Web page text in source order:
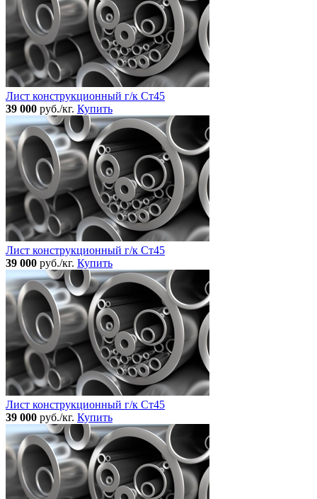
Лист конструкционный г/к Ст45
39 000 руб./кг. Купить
Лист конструкционный г/к Ст45
39 000 руб./кг. Купить
Лист конструкционный г/к Ст45
39 000 руб./кг. Купить